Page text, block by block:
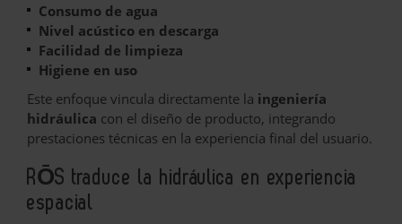
Consumo de agua
Nivel acústico en descarga
Facilidad de limpieza
Higiene en uso
Este enfoque vincula directamente la ingeniería
hidráulica con el diseño de producto, integrando
prestaciones técnicas en la experiencia final del usuario.
RŌS traduce la hidráulica en experiencia
espacial